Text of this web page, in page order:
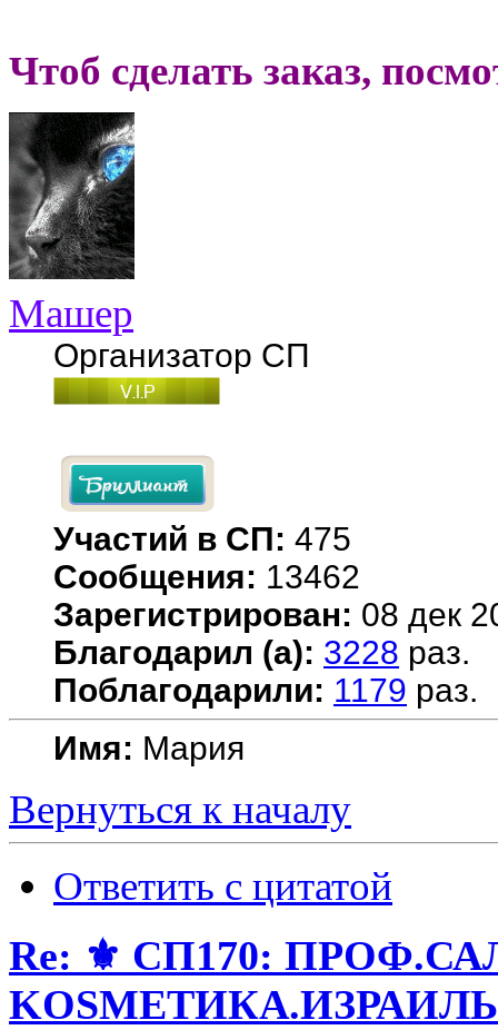
Чтоб сделать заказ,
Машер
Организатор СП
Участий в СП: 475
Сообщения: 13462
Зарегистрирован: 08 дек
Благодарил (а): 3228 раз.
Поблагодарили: 1179 раз.
Имя: Мария
Вернуться к началу
Ответить с цитатой
Re: ⚜️ СП170:
KОSMЕТИКA.ИЗРАИЛЬ!